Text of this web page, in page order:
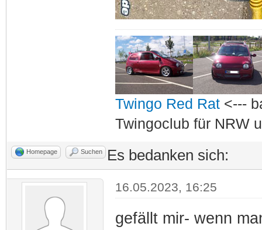
Twingo Red Rat<---
Twingoclub für NRW
Homepage Suchen Es bedanken sich:
16.05.2023, 16:25
gefällt mir- wenn